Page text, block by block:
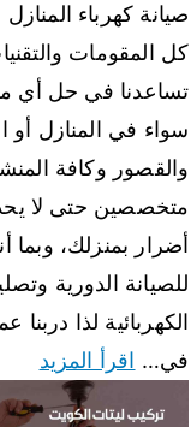
صيانة كهرباء
كل المقومات
تساعدنا في حل أي
سواء في المنازل أو
والقصور وكافة
متخصصين حتى لا
أضرار بمنزلك، وبما
للصيانة الدورية
الكهربائية لذا دربنا
في… اقرأ المزيد